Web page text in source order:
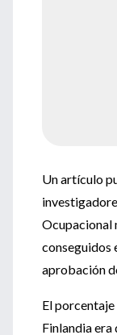
Un artículo
Ocupacional
conseguidos
aprobación
El
Finlandia era